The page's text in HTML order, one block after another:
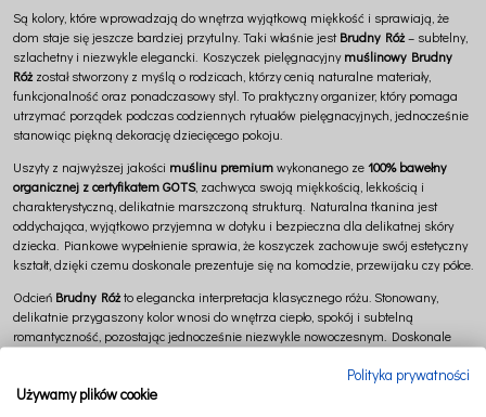
Są kolory, które wprowadzają do wnętrza wyjątkową miękkość i sprawiają, że
dom staje się jeszcze bardziej przytulny. Taki właśnie jestBrudny Róż– subtelny,
szlachetny i niezwykle elegancki. Koszyczek pielęgnacyjnymuślinowy Brudny
Róż został stworzony z myślą o rodzicach, którzy cenią naturalne materiały,
funkcjonalność oraz ponadczasowy styl. To praktyczny organizer, który pomaga
utrzymać porządek podczas codziennych rytuałów pielęgnacyjnych, jednocześnie
stanowiąc piękną dekorację dziecięcego pokoju.
Uszyty z najwyższej jakości muślinu premiumwykonanego ze100% bawełny
organicznej z certyfikatem GOTS, zachwyca swoją miękkością, lekkością i
charakterystyczną, delikatnie marszczoną strukturą. Naturalna tkanina jest
oddychająca, wyjątkowo przyjemna w dotyku i bezpieczna dla delikatnej skóry
dziecka. Piankowe wypełnienie sprawia, że koszyczek zachowuje swój estetyczny
kształt, dzięki czemu doskonale prezentuje się na komodzie, przewijaku czy półce.
Odcień Brudny Różto elegancka interpretacja klasycznego różu. Stonowany,
delikatnie przygaszony kolor wnosi do wnętrza ciepło, spokój i subtelną
romantyczność, pozostając jednocześnie niezwykle nowoczesnym. Doskonale
zielenią, tworząc harmonijne aranżacje inspirowane naturą. To kolor, który pięknie
odnajduje się we wnętrzach urządzonych w stylu boho, japandi, skandynawskim
Polityka prywatności
Używamy plików cookie